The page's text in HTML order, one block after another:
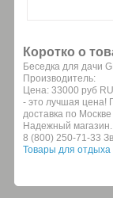
Коротко о
Беседка для дачи
Производитель:
Цена: 33000 руб
- это лучшая цена!
доставка по
Надежный
8 (800) 250-71-33
Товары для отдыха